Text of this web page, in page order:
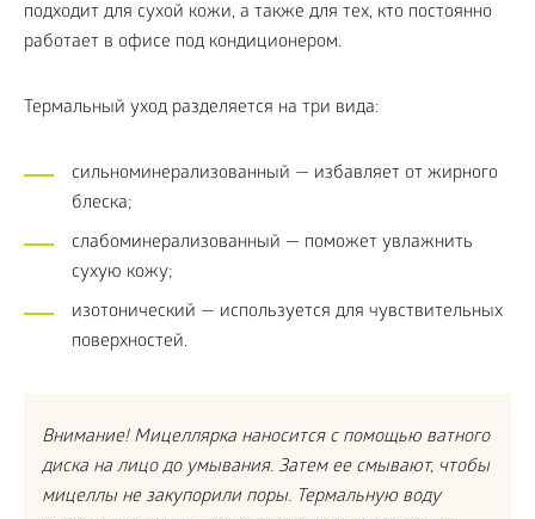
подходит для сухой кожи, а также для тех, кто постоянно
работает в офисе под кондиционером.
Термальный уход разделяется на три вида:
сильноминерализованный — избавляет от жирного
блеска;
слабоминерализованный — поможет увлажнить
сухую кожу;
изотонический — используется для чувствительных
поверхностей.
Внимание! Мицеллярка наносится с помощью ватного
диска на лицо до умывания. Затем ее смывают, чтобы
мицеллы не закупорили поры. Термальную воду